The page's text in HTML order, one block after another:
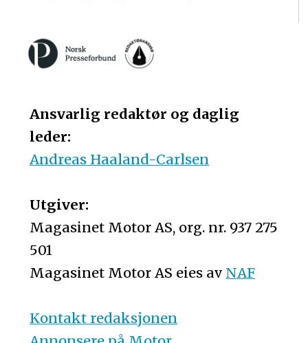
Ansvarlig redaktør og daglig
leder:
Andreas Haaland-Carlsen
Utgiver:
Magasinet Motor AS, org. nr. 937 275
501
Magasinet Motor AS eies av NAF
Kontakt redaksjonen